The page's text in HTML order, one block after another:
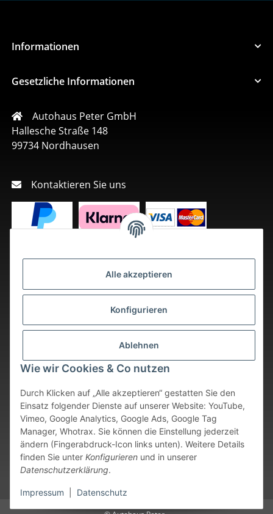
Alle akzeptieren
Konfigurieren
Ablehnen
Wie wir Cookies & Co nutzen
Durch Klicken auf „Alle akzeptieren“ gestatten Sie den
Einsatz folgender Dienste auf unserer Website: YouTube,
Vimeo, Google Analytics, Google Ads, Google Tag
Manager, Whotrax. Sie können die Einstellung jederzeit
ändern (Fingerabdruck-Icon links unten). Weitere Details
finden Sie unter Konfigurieren und in unserer
Datenschutzerklärung.
Impressum Datenschutz
Informationen
Gesetzliche Informationen
Autohaus Peter GmbH
Hallesche Straße 148
99734 Nordhausen
Kontaktieren Sie uns
Vertrag widerrufen
* Alle Preise inkl. gesetzlicher USt., zzgl.Versand
verfügbaren Artikeln erfolgt der Versand innerhalb von 24